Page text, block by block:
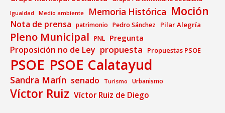
Igualdad Medio ambiente Memoria Histórica Moción
Nota de prensa patrimonio Pedro Sánchez Pilar Alegría
Pleno Municipal PNL Pregunta
Proposición no de Ley propuesta Propuestas PSOE
PSOE PSOE Calatayud
Sandra Marín senado Turismo Urbanismo
Víctor Ruiz Víctor Ruiz de Diego